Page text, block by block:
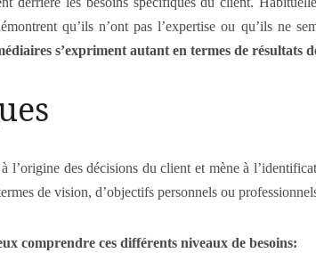
qu’ils n’ont pas l’expertise ou qu’ils ne
s’expriment autant en termes de résultats
l’origine des décisions du client et mène à
de vision, d’objectifs personnels ou
comprendre ces différents niveaux de besoins: